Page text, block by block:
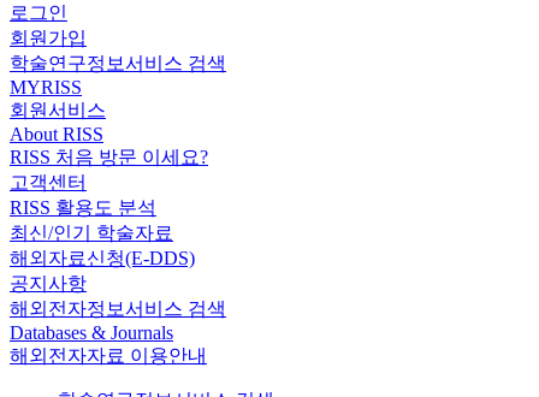
로그인
회원가입
학술연구정보서비스 검색
MYRISS
회원서비스
About RISS
RISS 처음 방문 이세요?
고객센터
RISS 활용도 분석
최신/인기 학술자료
해외자료신청(E-DDS)
공지사항
해외전자정보서비스 검색
Databases & Journals
해외전자자료 이용안내